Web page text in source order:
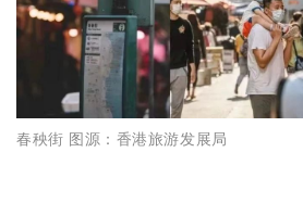
春秧街 图源： 香港旅游发展局